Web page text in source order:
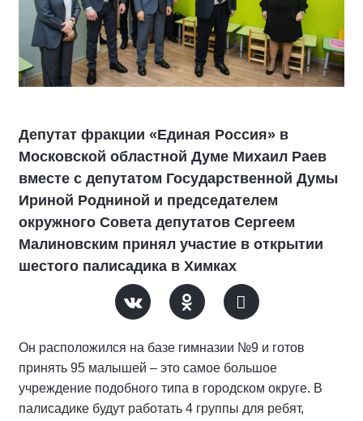
Депутат фракции «Единая Россия» в
Московской областной Думе Михаил Раев
вместе с депутатом Государственной Думы
Ириной Родниной и председателем
окружного Совета депутатов Сергеем
Малиновским принял участие в открытии
шестого палисадика в Химках
Он расположился на базе гимназии №9 и готов
принять 95 малышей – это самое большое
учреждение подобного типа в городском округе. В
палисадике будут работать 4 группы для ребят,